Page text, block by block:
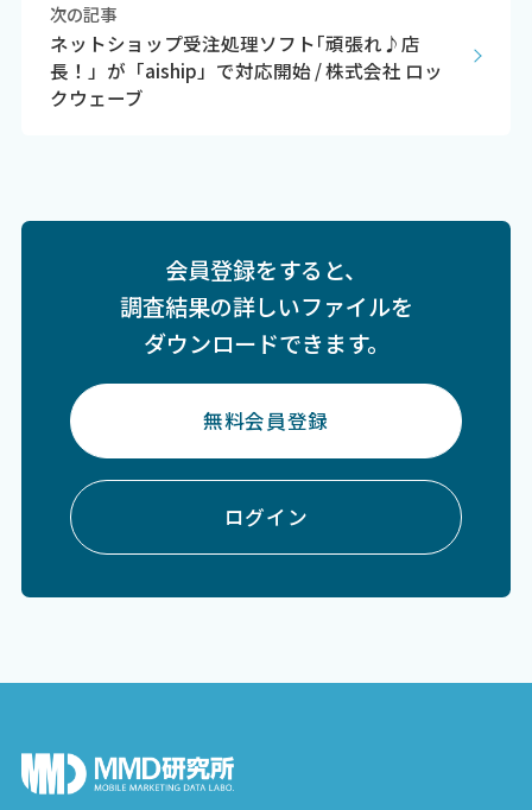
次の記事
ネットショップ受注処理ソフト｢頑張れ♪店
長！」が「aiship」で対応開始 / 株式会社 ロッ
クウェーブ
会員登録をすると、
調査結果の詳しいファイルを
ダウンロードできます。
無料会員登録
ログイン